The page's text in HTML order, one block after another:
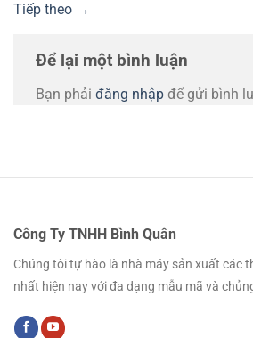
Tiếp theo →
Để lại một bình luận
Bạn phải đăng nhập để gửi bình
Công Ty TNHH Bình Quân
Chúng tôi tự hào là nhà máy sản xuất các
nhất hiện nay với đa dạng mẫu mã và